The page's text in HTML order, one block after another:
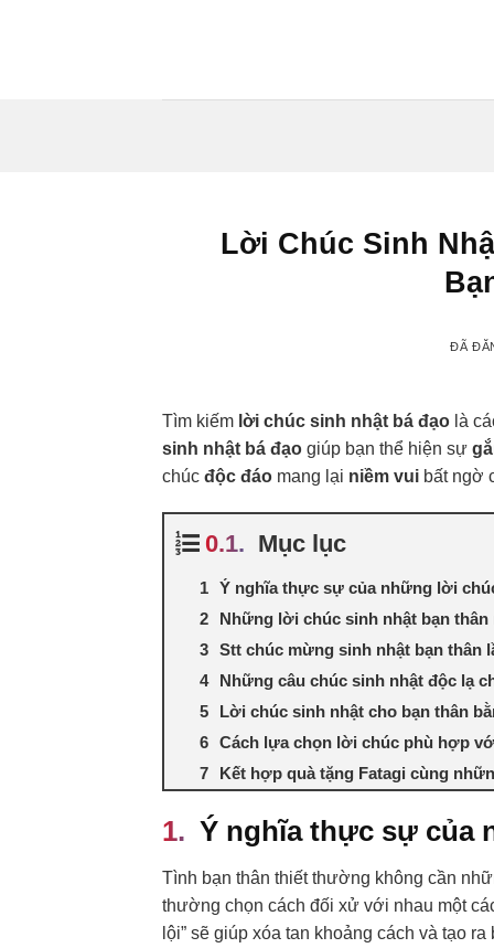
Lời Chúc Sinh
ĐÃ
Tìm kiếm lời chúc sinh nhật bá đạo là
sinh nhật bá đạo giúp bạn thể hiện sự
chúc độc đáo mang lại niềm vui bất ngờ
Mục lục
Ý nghĩa thực sự của những lời
Những lời chúc sinh nhật bạn thân
Stt chúc mừng sinh nhật bạn thân
Những câu chúc sinh nhật độc lạ
Lời chúc sinh nhật cho bạn thân
Cách lựa chọn lời chúc phù hợp
Kết hợp quà tặng Fatagi cùng
Ý nghĩa thực sự của
Tình bạn thân thiết thường không cần
thường chọn cách đối xử với nhau một
lội” sẽ giúp xóa tan khoảng cách và tạo